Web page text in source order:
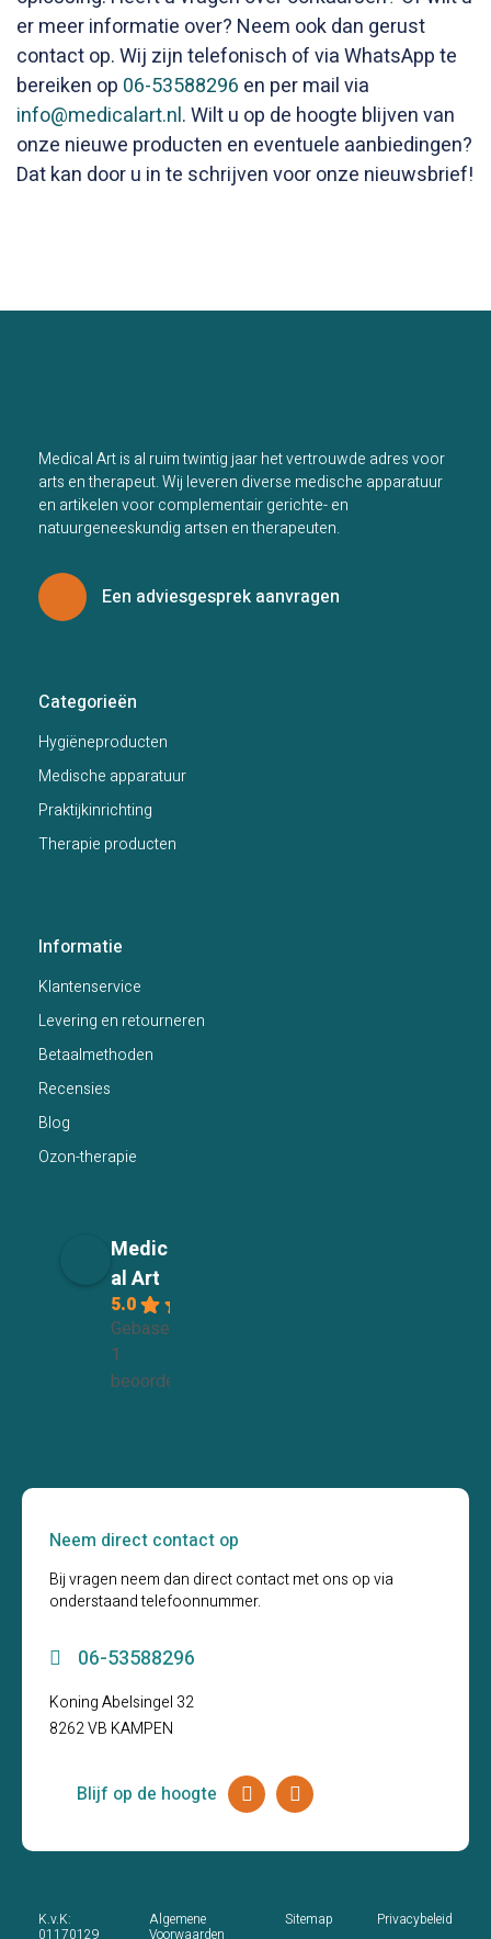
er meer informatie over? Neem ook dan gerust
contact op. Wij zijn telefonisch of via WhatsApp te
bereiken op 06-53588296 en per mail via
info@medicalart.nl. Wilt u op de hoogte blijven van
onze nieuwe producten en eventuele aanbiedingen?
Dat kan door u in te schrijven voor onze nieuwsbrief!
Medical Art is al ruim twintig jaar het vertrouwde adres voor
arts en therapeut. Wij leveren diverse medische apparatuur
en artikelen voor complementair gerichte- en
natuurgeneeskundig artsen en therapeuten.
Een adviesgesprek aanvragen
Categorieën
Hygiëneproducten
Medische apparatuur
Praktijkinrichting
Therapie producten
Informatie
Klantenservice
Levering en retourneren
Betaalmethoden
Recensies
Blog
Ozon-therapie
Medic
al Art
5.0
Gebaseerd op
1
beoordelingen
Neem direct contact op
Bij vragen neem dan direct contact met ons op via
onderstaand telefoonnummer.
06-53588296
Koning Abelsingel 32
8262 VB KAMPEN
Blijf op de hoogte
K.v.K:
01170129
Algemene
Voorwaarden
Sitemap Privacybeleid